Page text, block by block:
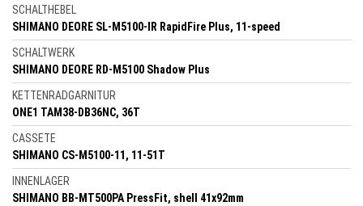
SCHALTHEBEL
SHIMANO DEORE SL-M5100-IR RapidFire Plus, 11-speed
SCHALTWERK
SHIMANO DEORE RD-M5100 Shadow Plus
KETTENRADGARNITUR
ONE1 TAM38-DB36NC, 36T
CASSETE
SHIMANO CS-M5100-11, 11-51T
INNENLAGER
SHIMANO BB-MT500PA PressFit, shell 41x92mm